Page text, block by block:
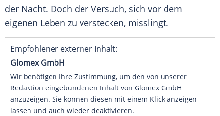
der Nacht. Doch der Versuch, sich vor dem
eigenen Leben zu verstecken, misslingt.
Empfohlener externer Inhalt:
Glomex GmbH
Wir benötigen Ihre Zustimmung, um den von unserer
Redaktion eingebundenen Inhalt von Glomex GmbH
anzuzeigen. Sie können diesen mit einem Klick anzeigen
lassen und auch wieder deaktivieren.